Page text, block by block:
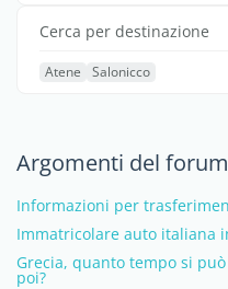
Cerca per destinazione
Atene Salonicco
Argomenti del
Informazioni per
Immatricolare auto italiana
Grecia, quanto tempo si
poi?